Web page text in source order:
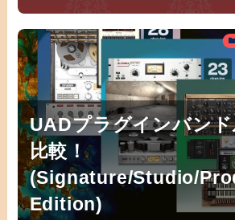
UADプラグインバン
比較！
(Signature/Studio/
Edition)